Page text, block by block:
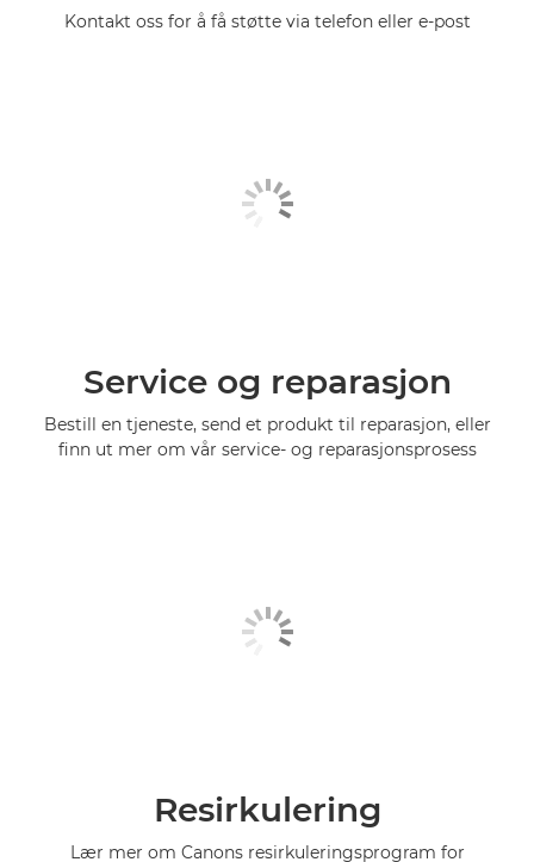
Kontakt oss for å få støtte via telefon eller e-post
Service og reparasjon
Bestill en tjeneste, send et produkt til reparasjon, eller
finn ut mer om vår service- og reparasjonsprosess
Resirkulering
Lær mer om Canons resirkuleringsprogram for